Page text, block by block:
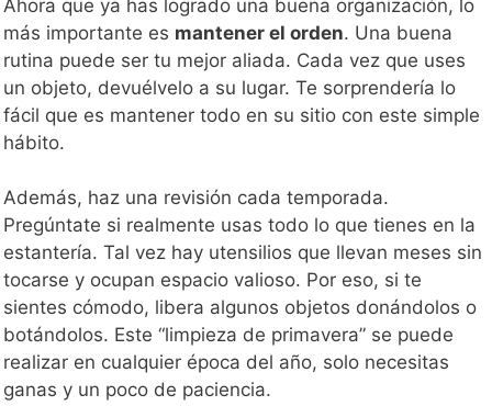
Ahora que ya has logrado una buena organización, lo
más importante es mantener el orden. Una buena
rutina puede ser tu mejor aliada. Cada vez que uses
un objeto, devuélvelo a su lugar. Te sorprendería lo
fácil que es mantener todo en su sitio con este simple
hábito.
Además, haz una revisión cada temporada.
Pregúntate si realmente usas todo lo que tienes en la
estantería. Tal vez hay utensilios que llevan meses sin
tocarse y ocupan espacio valioso. Por eso, si te
sientes cómodo, libera algunos objetos donándolos o
botándolos. Este “limpieza de primavera” se puede
realizar en cualquier época del año, solo necesitas
ganas y un poco de paciencia.